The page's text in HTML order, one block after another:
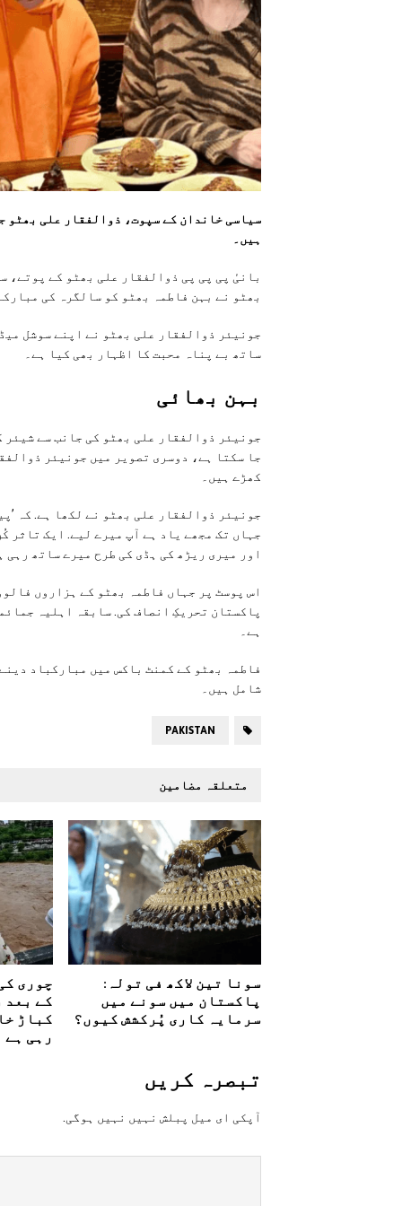
سیاسی خاندان کے سپوت، ذوالفقار علی بھٹو
ہیں۔
بانیٔ پی پی پی ذوالفقار علی بھٹو کے پوتے،
بھٹو نے بہن فاطمہ بھٹو کو سالگرہ کی
ساتھ بے پناہ محبت کا اظہار بھی کیا ہے۔
بہن بھائی
جونیئر ذوالفقار علی بھٹو کی جانب سے
جا سکتا ہے، دوسری تصویر میں جونیئر
کھڑے ہیں۔
جونیئر ذوالفقار علی بھٹو نے لکھا ہے. کہ
جہاں تک مجھے یاد ہے آپ میرے لیے. ایک تاثر
اور میری ریڑھ کی ہڈی کی طرح میرے ساتھ
اس پوسٹ پر جہاں فاطمہ بھٹو کے ہزاروں
پاکستان تحریکِ انصاف کی. سابقہ اہلیہ
ہے۔
فاطمہ بھٹو کے کمنٹ باکس میں مبارکباد
شامل ہیں۔
PAKISTAN
متعلقہ مضامین
سونا تین لاکھ فی تولہ:
پاکستان میں سونے میں
سرمایہ کاری پُرکشش کیوں؟
چوری
کے بعد
کباڑ
رہی ہے
تبصرہ کريں
آپکی ای ميل پبلش نہيں نہيں ہوگی.